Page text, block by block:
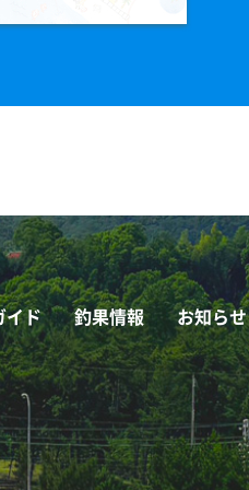
イド 釣果情報 お知らせ